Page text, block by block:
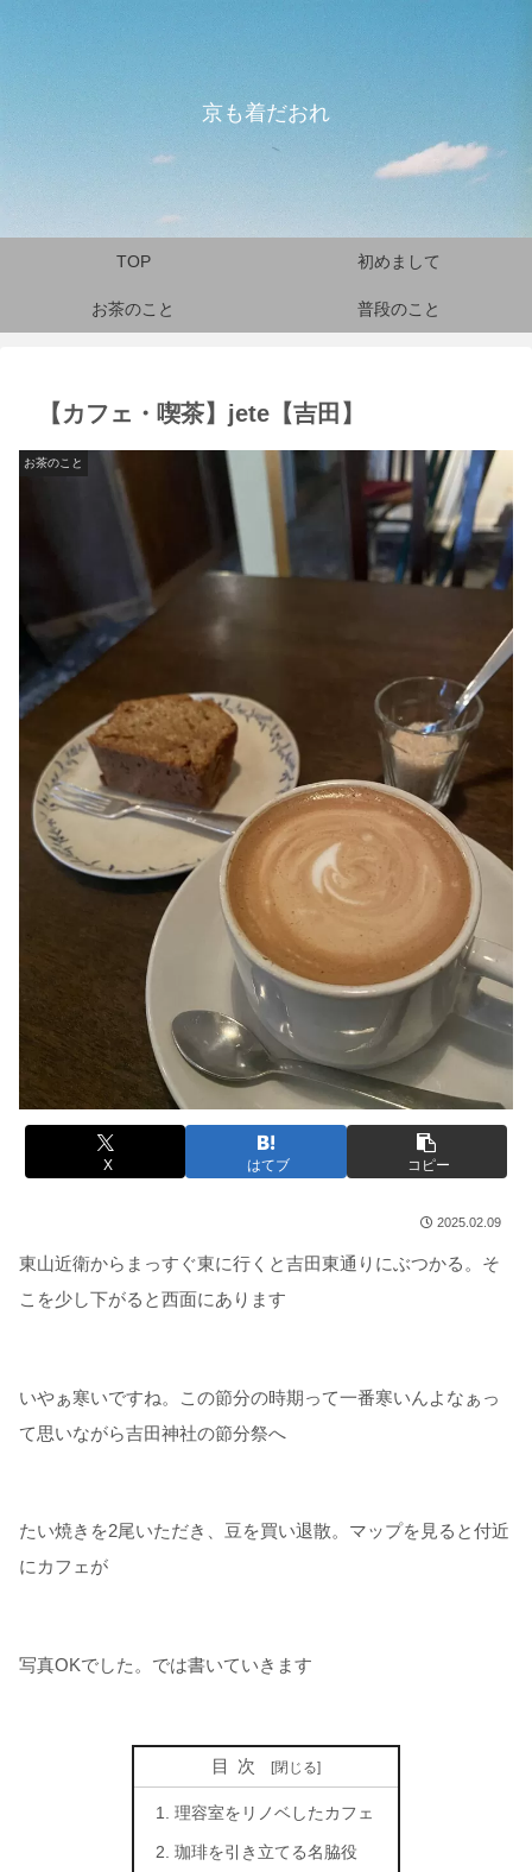
京も着だおれ
TOP 初めまして
お茶のこと 普段のこと
【カフェ・喫茶】jete【吉田】
お茶のこと
X はてブ コピー
2025.02.09
東山近衛からまっすぐ東に行くと吉田東通りにぶつかる。そ
こを少し下がると西面にあります
いやぁ寒いですね。この節分の時期って一番寒いんよなぁっ
て思いながら吉田神社の節分祭へ
たい焼きを2尾いただき、豆を買い退散。マップを見ると付近
にカフェが
写真OKでした。では書いていきます
目次
理容室をリノベしたカフェ
珈琲を引き立てる名脇役